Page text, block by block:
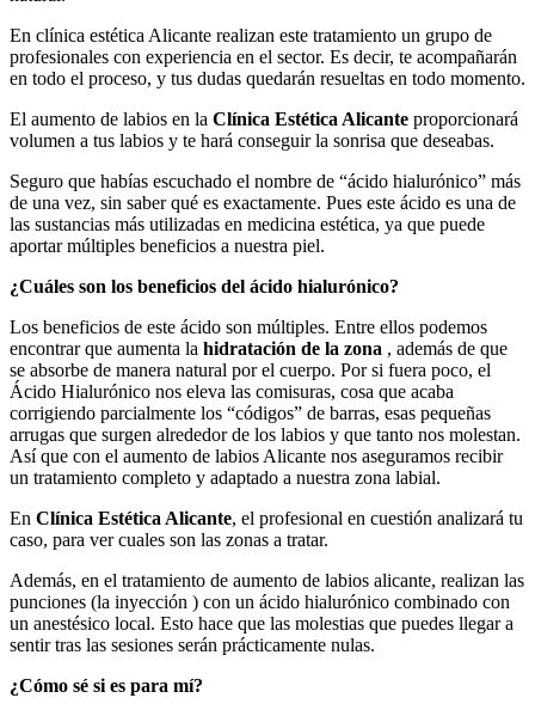
En clínica estética Alicante realizan este tratamiento un grupo de
profesionales con experiencia en el sector. Es decir, te acompañarán
en todo el proceso, y tus dudas quedarán resueltas en todo momento.
El aumento de labios en la Clínica Estética Alicante proporcionará
volumen a tus labios y te hará conseguir la sonrisa que deseabas.
Seguro que habías escuchado el nombre de “ácido hialurónico” más
de una vez, sin saber qué es exactamente. Pues este ácido es una de
las sustancias más utilizadas en medicina estética, ya que puede
aportar múltiples beneficios a nuestra piel.
¿Cuáles son los beneficios del ácido hialurónico?
Los beneficios de este ácido son múltiples. Entre ellos podemos
encontrar que aumenta la hidratación de la zona , además de que
se absorbe de manera natural por el cuerpo. Por si fuera poco, el
Ácido Hialurónico nos eleva las comisuras, cosa que acaba
corrigiendo parcialmente los “códigos” de barras, esas pequeñas
arrugas que surgen alrededor de los labios y que tanto nos molestan.
Así que con el aumento de labios Alicante nos aseguramos recibir
un tratamiento completo y adaptado a nuestra zona labial.
En Clínica Estética Alicante, el profesional en cuestión analizará tu
caso, para ver cuales son las zonas a tratar.
Además, en el tratamiento de aumento de labios alicante, realizan las
punciones (la inyección ) con un ácido hialurónico combinado con
un anestésico local. Esto hace que las molestias que puedes llegar a
sentir tras las sesiones serán prácticamente nulas.
¿Cómo sé si es para mí?